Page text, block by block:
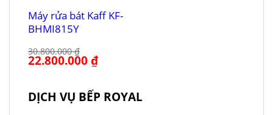
Máy rửa bát Kaff KF-
BHMI815Y
30.800.000₫
Giá
gốc
22.800.000₫Giá
hiện
22.800.000 ₫.
DỊCH VỤ BẾP ROYAL